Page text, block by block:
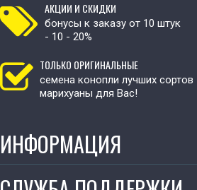
АКЦИИ И СКИДКИ
бонусы к заказу от 10 штук
- 10 - 20%
ТОЛЬКО ОРИГИНАЛЬНЫЕ
семена конопли лучших сортов
марихуаны для Вас!
ИНФОРМАЦИЯ